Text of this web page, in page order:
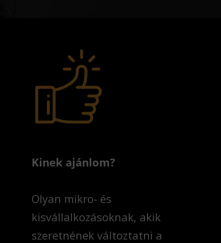
Kinek ajánlom?
Olyan mikro- és
kisvállalkozásoknak, akik
szeretnének változtatni a